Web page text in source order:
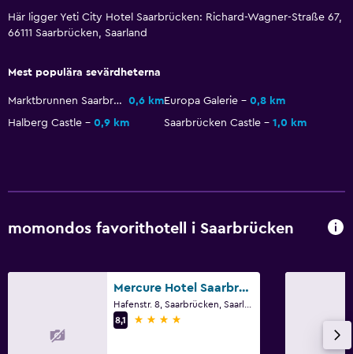
Här ligger Yeti City Hotel Saarbrücken: Richard-Wagner-Straße 67,
66111 Saarbrücken, Saarland
Mest populära sevärdheterna
Marktbrunnen Saarbrücken 0,6 kmEuropa Galerie
0,8 km
Halberg Castle
0,9 km Saarbrücken Castle 1,0 km
momondos favorithotell i Saarbrücken
Mercure Hotel Saarbrücken City
8,1
4 stjärnor